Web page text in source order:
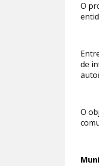
O
de
O